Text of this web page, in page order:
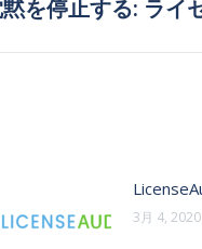
を停止する: ライ
3月 4, 2020